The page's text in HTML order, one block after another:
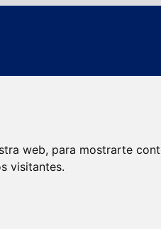
web, para mostrarte
visitantes.
Actualidad